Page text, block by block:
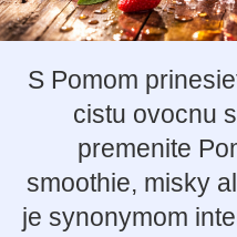
S Pomom
cistu ovocnu
premenite
smoothie, misky
je synonymom